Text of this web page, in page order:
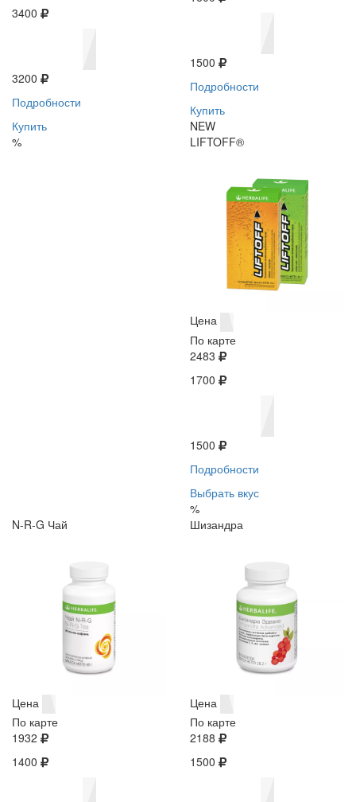
3400
3200
Подробности
Купить
%
1500
Подробности
Купить
NEW
LIFTOFF®
Цена
По карте
2483
1700
1500
Подробности
Выбрать вкус
%
N-R-G Чай
Цена
По карте
1932
1400
Шизандра
Цена
По карте
2188
1500